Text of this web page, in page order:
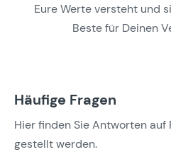
Eure Werte versteht und
Beste für Deinen
Häufige Fragen
Hier finden Sie Antworten auf
gestellt werden.